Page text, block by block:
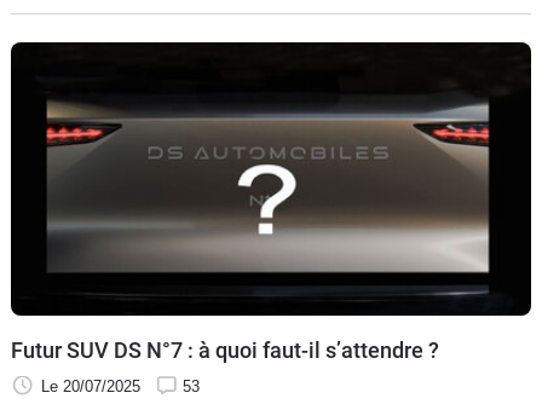
de motorisations thermiques.
Futur SUV DS N°7 : à quoi faut-il s’attendre ?
Le 20/07/2025 53